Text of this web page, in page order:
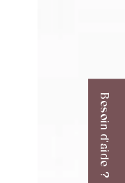
Besoin d'aide ?